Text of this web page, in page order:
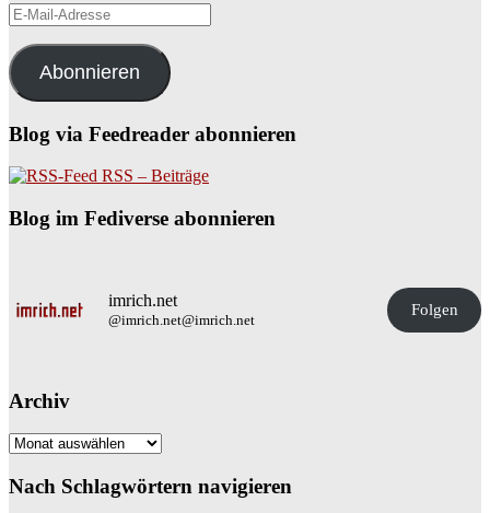
E-
Mail-
Adresse
Abonnieren
Blog via Feedreader abonnieren
RSS – Beiträge
Blog im Fediverse abonnieren
imrich.net
@imrich.net@imrich.net
Folgen
Archiv
Archiv
Nach Schlagwörtern navigieren